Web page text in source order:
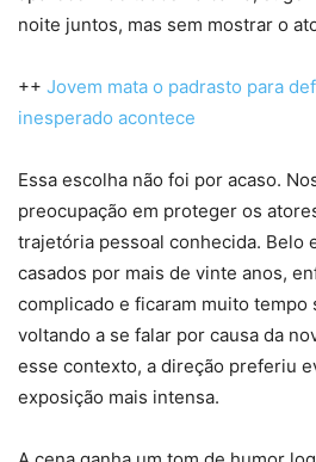
noite juntos, mas sem mostrar o
++ Jovem mata o padrasto para
inesperado acontece
Essa escolha não foi por acaso.
preocupação em proteger os
trajetória pessoal conhecida. Belo
casados por mais de vinte anos,
complicado e ficaram muito
voltando a se falar por causa da
esse contexto, a direção preferiu
exposição mais intensa.